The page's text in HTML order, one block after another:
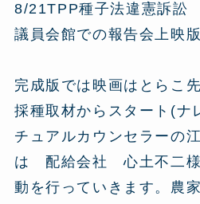
8/21TPP種子法違憲訴
議員会館での報告会上映
完成版では映画はとらこ
採種取材からスタート(ナ
チュアルカウンセラーの
は 配給会社 心土不二様
動を行っていきます。農